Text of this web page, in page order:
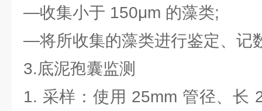
—收集小于 150μm 的藻类;
—将所收集的藻类进行鉴定、记
3.底泥孢囊监测
1. 采样：使用 25mm 管径、长